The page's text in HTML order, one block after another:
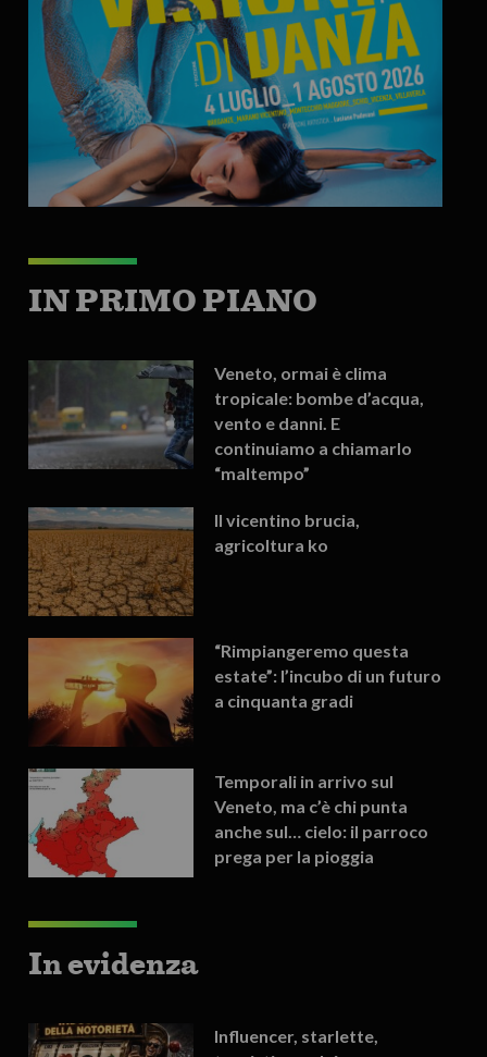
IN PRIMO PIANO
Veneto, ormai è clima
tropicale: bombe d’acqua,
vento e danni. E
continuiamo a chiamarlo
“maltempo”
Il vicentino brucia,
agricoltura ko
“Rimpiangeremo questa
estate”: l’incubo di un futuro
a cinquanta gradi
Temporali in arrivo sul
Veneto, ma c’è chi punta
anche sul… cielo: il parroco
prega per la pioggia
In evidenza
Influencer, starlette,